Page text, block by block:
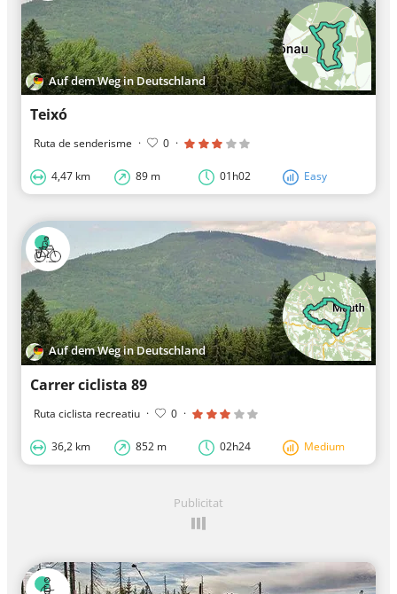
Auf dem Weg in Deutschland
Teixó
Ruta de senderisme · 0 ·
4,47 km 89 m 01h02 Easy
Auf dem Weg in Deutschland
Carrer ciclista 89
Ruta ciclista recreatiu · 0 ·
36,2 km 852 m 02h24 Medium
Publicitat